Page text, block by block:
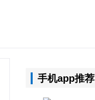
手机app推荐